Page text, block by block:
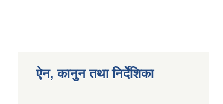
ऐन, कानुन तथा निर्देशिका